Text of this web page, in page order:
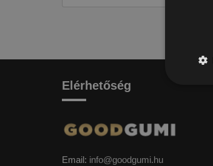
Elérhetőség
Email: info@goodgumi.hu